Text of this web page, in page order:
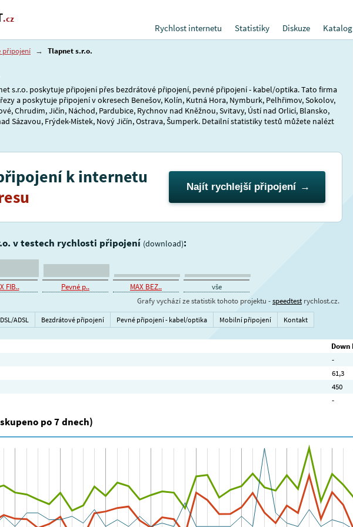
.cz
Rychlost internetu
Statistiky Diskuze
připojení → Tlapnet s.r.o.
s.r.o. poskytuje připojení přes bezdrátové připojení, pevné připojení - kabel/optika. Tato firma
a poskytuje připojení v okresech Benešov, Kolín, Kutná Hora, Nymburk, Pelhřimov, Sokolov,
Chrudim, Jičín, Náchod, Pardubice, Rychnov nad Kněžnou, Svitavy, Ústí nad Orlicí, Blansko,
Sázavou, Frýdek-Místek, Nový Jičín, Ostrava, Šumperk. Detailní statistiky testů můžete nalézt
k internetu
Najít rychlejší připojení
v testech rychlosti připojení (download):
FIB.. Pevné p.. MAX BEZ..
vše
Grafy vychází ze statistik tohoto projektu -speedtestrychlost.cz.
DSL/ADSL Bezdrátové připojení Pevné připojení - kabel/optika Mobilní připojení Kontakt
Down
-
61,3
450
-
po 7 dnech)